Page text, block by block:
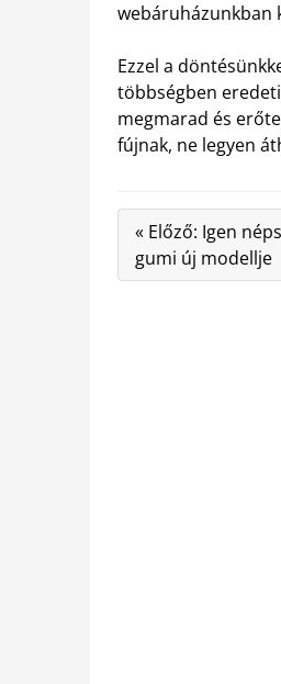
webáruházunkban
Ezzel a
többségben
megmarad és
fújnak, ne legyen
« Előző: Igen
gumi új modellje